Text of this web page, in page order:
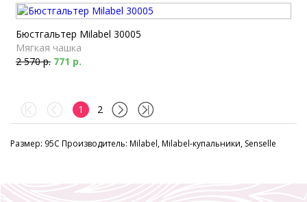
Бюстгальтер Milabel 30005
Мягкая чашка
2 570 р. 771 р.
1 2
Размер: 95C Производитель: Milabel, Milabel-купальники, Senselle